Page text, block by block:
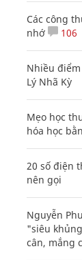
Các công
nhớ
106
Nhiều
Lý Nhã Kỳ
Mẹo học
hóa học
20 số điện
nên gọi
Nguyễn
"siêu
cân, mắng